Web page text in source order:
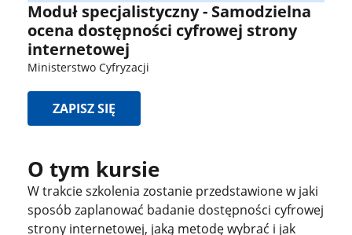
Moduł specjalistyczny - Samodzielna
ocena dostępności cyfrowej strony
internetowej
Ministerstwo Cyfryzacji
ZAPISZ SIĘ
O tym kursie
W trakcie szkolenia zostanie przedstawione w jaki
sposób zaplanować badanie dostępności cyfrowej
strony internetowej, jaką metodę wybrać i jak